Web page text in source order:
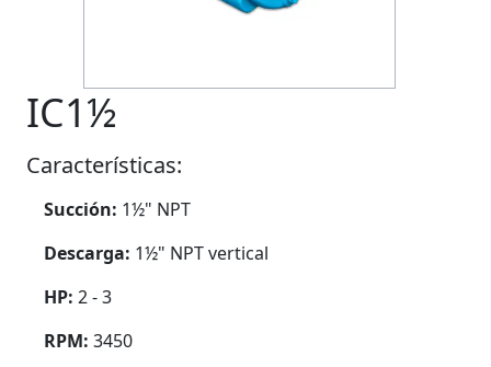
IC1½
Características:
Succión: 1½" NPT
Descarga: 1½" NPT vertical
HP: 2 - 3
RPM: 3450